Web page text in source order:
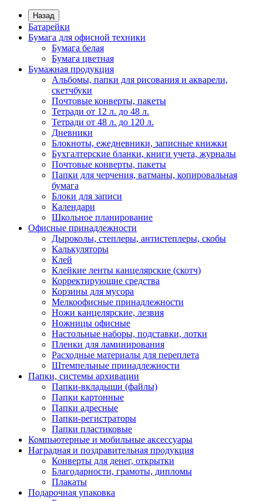
Назад
Батарейки
Бумага для офисной техники
Бумага белая
Бумага цветная
Бумажная продукция
Альбомы, папки для рисования и акварели,
скетчбуки
Почтовые конверты, пакеты
Тетради от 12 л. до 48 л.
Тетради от 48 л. до 120 л.
Дневники
Блокноты, ежедневники, записные книжки
Бухгалтерские бланки, книги учета, журналы
Почтовые конверты, пакеты
Папки для черчения, ватманы, копировальная
бумага
Блоки для записи
Календари
Школьное планирование
Офисные принадлежности
Дыроколы, степлеры, антистеплеры, скобы
Калькуляторы
Клей
Клейкие ленты канцелярские (скотч)
Корректирующие средства
Корзины для мусора
Мелкоофисные принадлежности
Ножи канцелярские, лезвия
Ножницы офисные
Настольные наборы, подставки, лотки
Пленки для ламинирования
Расходные материалы для переплета
Штемпельные принадлежности
Папки, системы архивации
Папки-вкладыши (файлы)
Папки картонные
Папки адресные
Папки-регистраторы
Папки пластиковые
Компьютерные и мобильные аксессуары
Наградная и поздравительная продукция
Конверты для денег, открытки
Благодарности, грамоты, дипломы
Плакаты
Подарочная упаковка